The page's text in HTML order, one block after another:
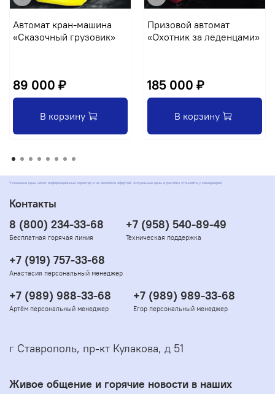
Автомат кран-машина
«Сказочный грузовик»
89 000 ₽
В корзину
Призовой автомат
«Охотник за леденцами»
185 000 ₽
В корзину
Указанные цены носят информационный характер и не являются офертой. Актуальные цены и расчёты уточняйте у менеджеров
Контакты
8 (800) 234-33-68
Бесплатная горячая линия
+7 (958) 540-89-49
Техническая поддержка
+7 (919) 757-33-68
Анастасия персональный менеджер
+7 (989) 988-33-68
Артём персональный менеджер
+7 (989) 989-33-68
Егор персональный менеджер
г Ставрополь, пр-кт Кулакова, д 51
Живое общение и горячие новости в наших